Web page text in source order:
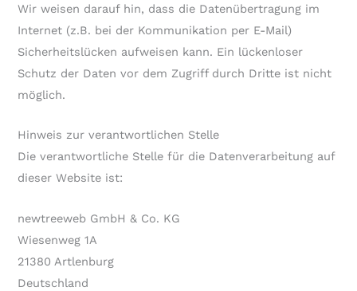
Wir weisen darauf hin, dass die Datenübertragung im
Internet (z.B. bei der Kommunikation per E-Mail)
Sicherheitslücken aufweisen kann. Ein lückenloser
Schutz der Daten vor dem Zugriff durch Dritte ist nicht
möglich.
Hinweis zur verantwortlichen Stelle
Die verantwortliche Stelle für die Datenverarbeitung auf
dieser Website ist:
newtreeweb GmbH & Co. KG
Wiesenweg 1A
21380 Artlenburg
Deutschland